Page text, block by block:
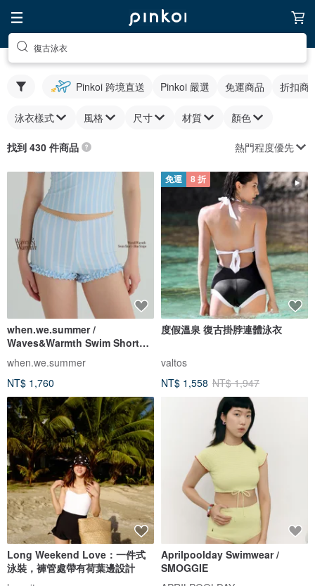
復古泳衣
Pinkoi 跨境直送 Pinkoi 嚴選 免運商品 折扣商
泳衣樣式 風格 尺寸 材質 顏色
找到 430 件商品 熱門程度優先
when.we.summer /
Waves&Warmth Swim Short
(僅褲裝)
when.we.summer
NT$ 1,760
免運 8 折
度假溫泉 復古掛脖連體泳衣
valtos
NT$ 1,558 NT$ 1,947
Long Weekend Love：一件式
泳裝，褲管處帶有荷葉邊設計
Aprilpoolday Swimwear /
SMOGGIE